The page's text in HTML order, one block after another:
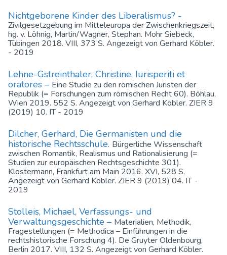
Nichtgeborene Kinder des Liberalismus? -
Zivilgesetzgebung im Mitteleuropa der Zwischenkriegszeit,
hg. v. Löhnig, Martin/Wagner, Stephan. Mohr Siebeck,
Tübingen 2018. VIII, 373 S. Angezeigt von Gerhard Köbler.
- 2019
Lehne-Gstreinthaler, Christine, Iurisperiti et
oratores – Eine Studie zu den römischen Juristen der
Republik (= Forschungen zum römischen Recht 60). Böhlau,
Wien 2019. 552 S. Angezeigt von Gerhard Köbler. ZIER 9
(2019) 10. IT - 2019
Dilcher, Gerhard, Die Germanisten und die
historische Rechtsschule. Bürgerliche Wissenschaft
zwischen Romantik, Realismus und Rationalisierung (=
Studien zur europäischen Rechtsgeschichte 301).
Klostermann, Frankfurt am Main 2016. XVI, 528 S.
Angezeigt von Gerhard Köbler. ZIER 9 (2019) 04. IT -
2019
Stolleis, Michael, Verfassungs- und
Verwaltungsgeschichte – Materialien, Methodik,
Fragestellungen (= Methodica – Einführungen in die
rechtshistorische Forschung 4). De Gruyter Oldenbourg,
Berlin 2017. VIII, 132 S. Angezeigt von Gerhard Köbler.